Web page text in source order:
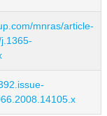
mnras/article-